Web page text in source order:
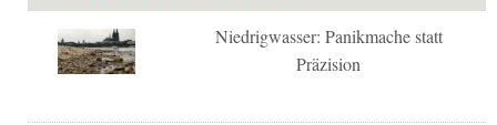
Niedrigwasser: Panikmache statt
Präzision